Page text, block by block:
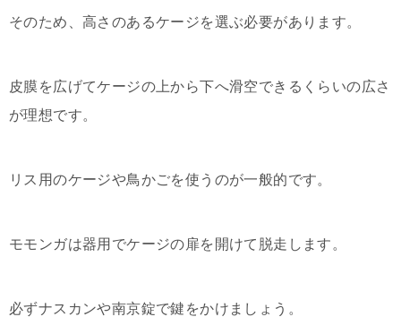
そのため、高さのあるケージを選ぶ必要があります。
皮膜を広げてケージの上から下へ滑空できるくらいの広さ
が理想です。
リス用のケージや鳥かごを使うのが一般的です。
モモンガは器用でケージの扉を開けて脱走します。
必ずナスカンや南京錠で鍵をかけましょう。